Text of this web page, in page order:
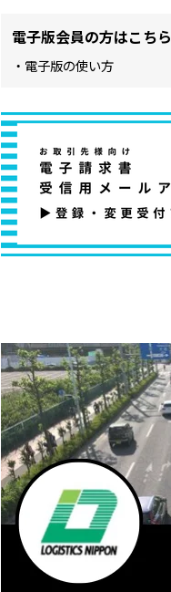
電子版会員の方はこちら
・電子版の使い方